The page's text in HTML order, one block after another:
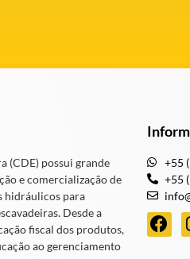
(CDE) possui grande
e comercialização de
hidráulicos para
Desde a
fiscal dos produtos,
ao gerenciamento
+55
+55